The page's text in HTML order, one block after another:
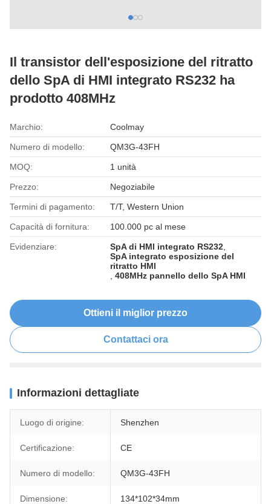
Il transistor dell'esposizione del ritratto
dello SpA di HMI integrato RS232 ha
prodotto 408MHz
Marchio: Coolmay
Numero di modello: QM3G-43FH
MOQ: 1 unità
Prezzo: Negoziabile
Termini di pagamento: T/T, Western Union
Capacità di fornitura: 100.000 pc al mese
Evidenziare: SpA di HMI integrato RS232
SpA integrato esposizione del
ritratto HMI
,408MHz pannello dello SpA HMI
Ottieni il miglior prezzo
Contattaci ora
Informazioni dettagliate
Luogo di origine: Shenzhen
Certificazione: CE
Numero di modello: QM3G-43FH
Dimensione: 134*102*34mm